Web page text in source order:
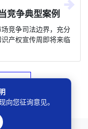
竞争典型案例
竞争司法边界，充分
产权宣传周即将来临
向您征询意见。